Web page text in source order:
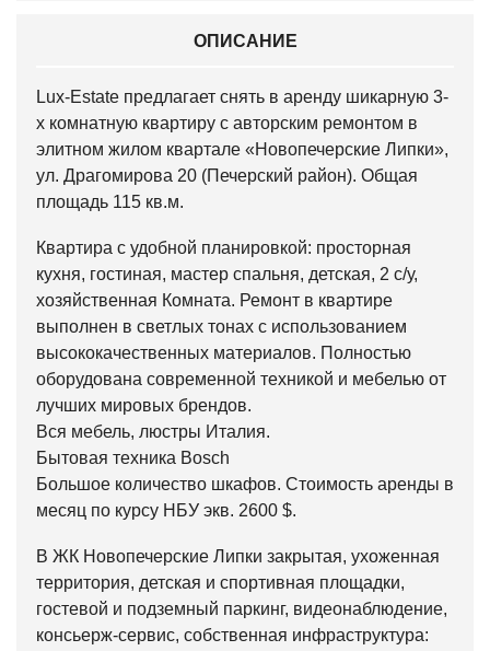
ОПИСАНИЕ
Lux-Estate предлагает снять в аренду шикарную 3-
х комнатную квартиру с авторским ремонтом в
элитном жилом квартале «Новопечерские Липки»,
ул. Драгомирова 20 (Печерский район). Общая
площадь 115 кв.м.
Квартира с удобной планировкой: просторная
кухня, гостиная, мастер спальня, детская, 2 с/у,
хозяйственная Комната. Ремонт в квартире
выполнен в светлых тонах с использованием
высококачественных материалов. Полностью
оборудована современной техникой и мебелью от
лучших мировых брендов.
Вся мебель, люстры Италия.
Бытовая техника Bosch
Большое количество шкафов. Стоимость аренды в
месяц по курсу НБУ экв. 2600 $.
В ЖК Новопечерские Липки закрытая, ухоженная
территория, детская и спортивная площадки,
гостевой и подземный паркинг, видеонаблюдение,
консьерж-сервис, собственная инфраструктура: